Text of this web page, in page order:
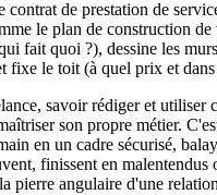
contrat de prestation de
le plan de construction
fait quoi ?), dessine les
fixe le toit (à quel prix et
savoir rédiger et utiliser
son propre métier.
en un cadre sécurisé,
finissent en malentendus
pierre angulaire d'une